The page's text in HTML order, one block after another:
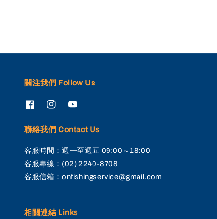
關注我們 Follow Us
聯絡我們 Contact Us
客服時間：週一至週五 09:00～18:00
客服專線：(02) 2240-8708
客服信箱：onfishingservice@gmail.com
相關連結 Links